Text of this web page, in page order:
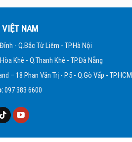
VIỆT NAM
- Q.Bắc Từ Liêm - TP.Hà Nội
Khê - Q.Thanh Khê - TP.Đà Nẵng
– 18 Phan Văn Trị - P.5 - Q.Gò Vấp - TP.HCM
097 383 6600